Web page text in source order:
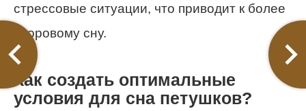
стрессовые ситуации, что приводит к более
здоровому сну.
Как создать оптимальные
условия для сна петушков?